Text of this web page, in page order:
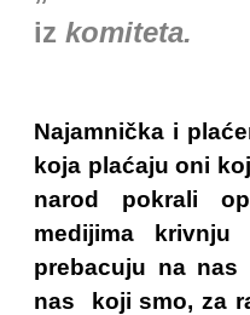
iz komiteta.
Najamnička i
koja plaćaju oni
narod pokrali
medijima
prebacuju na nas
nas koji smo, za